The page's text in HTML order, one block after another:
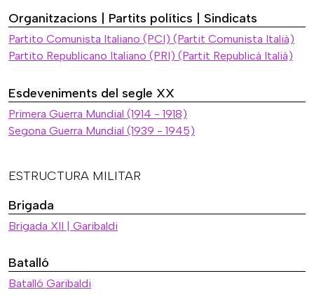
Organitzacions | Partits polítics | Sindicats
Partito Comunista Italiano (PCI) (Partit Comunista Italià)
Partito Republicano Italiano (PRI) (Partit Republicà Italià)
Esdeveniments del segle XX
Primera Guerra Mundial (1914 - 1918)
Segona Guerra Mundial (1939 - 1945)
ESTRUCTURA MILITAR
Brigada
Brigada XII | Garibaldi
Batalló
Batalló Garibaldi